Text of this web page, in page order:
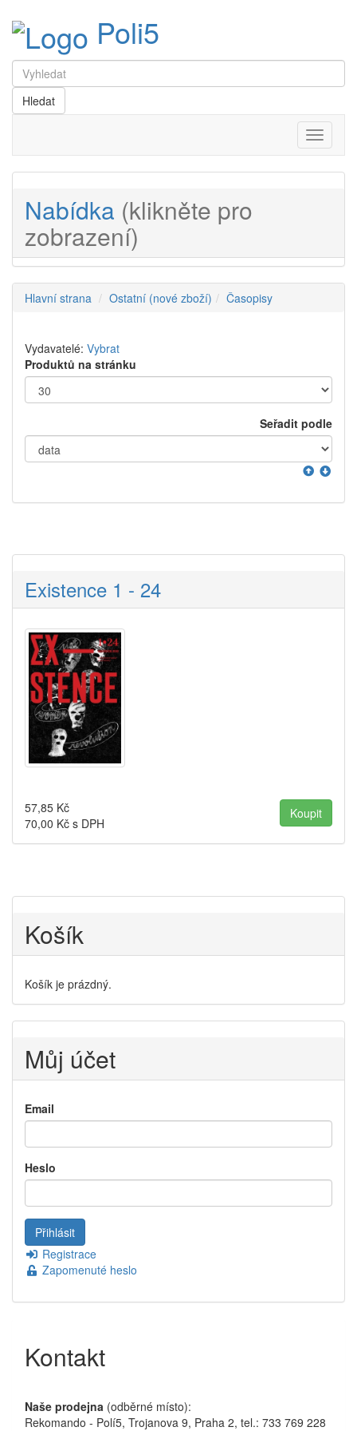
Poli5
Menu
Nabídka (klikněte pro
zobrazení)
Hlavní strana Ostatní (nové zboží) Časopisy
Vydavatelé: Vybrat
Produktů na stránku
Seřadit podle
Existence 1 - 24
57,85 Kč
70,00 Kč s DPH
Košík
Košík je prázdný.
Můj účet
Email
Heslo
Registrace
Zapomenuté heslo
Kontakt
Naše prodejna (odběrné místo):
Rekomando - Polí5, Trojanova 9, Praha 2, tel.: 733 769 228